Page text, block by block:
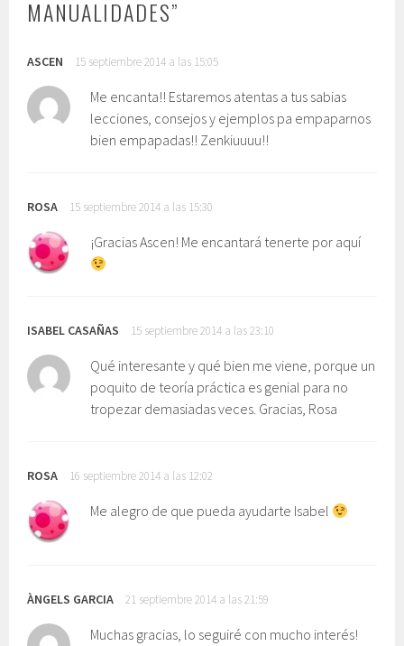
MANUALIDADES”
ASCEN 15 septiembre 2014 a las 15:05
Me encanta!! Estaremos atentas a tus sabias
lecciones, consejos y ejemplos pa empaparnos
bien empapadas!! Zenkiuuuu!!
ROSA 15 septiembre 2014 a las 15:30
¡Gracias Ascen! Me encantará tenerte por aquí
ISABEL CASAÑAS 15 septiembre 2014 a las 23:10
Qué interesante y qué bien me viene, porque un
poquito de teoría práctica es genial para no
tropezar demasiadas veces. Gracias, Rosa
ROSA 16 septiembre 2014 a las 12:02
Me alegro de que pueda ayudarte Isabel
ÀNGELS GARCIA 21 septiembre 2014 a las 21:59
Muchas gracias, lo seguiré con mucho interés!